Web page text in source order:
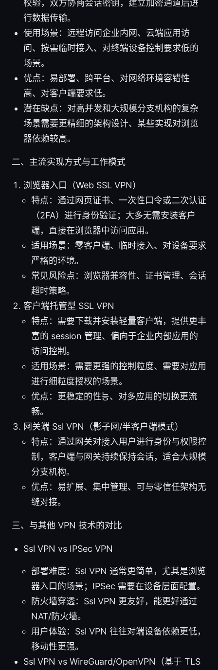
校验，双方协商会话密钥，建立加密通道后进
行数据传输。
使用场景：远程访问企业内网、云端应用访
问、按需临时接入、对终端设备控制要求低的
场景。
优点：易部署、跨平台、对网络环境容错性
高、对客户端要求低。
潜在缺点：对高并发和大规模分支机构的复杂
场景需要更精细的架构设计、某些实现对浏览
器依赖较高。
二、主流实现方式与工作模式
浏览器入口（Web SSL VPN）
特点：通过网页证书、一次性口令或二次认证
（2FA）进行身份验证；大多无需安装客户
端，直接在浏览器中访问应用。
适用场景：零客户端、临时接入、对设备要求
严格的环境。
常见风险点：浏览器兼容性、证书管理、会话
超时策略。
客户端托管型 SSL VPN
特点：需要下载并安装轻量客户端，提供更丰
富的 session 管理、偏向于企业内部应用的
访问控制。
适用场景：需要更强的控制粒度、需要对应用
进行细粒度授权的场景。
优点：更稳定的性능、对多应用的切换更流
畅。
网关端 Ssl VPN（影子网/半客户端模式）
特点：通过网关对接入用户进行身份与权限控
制，客户端与网关持续保持会话，适合大规模
分支机构。
优点：易扩展、集中管理、可与零信任架构无
缝对接。
三、与其他 VPN 技术的对比
Ssl VPN vs IPSec VPN
部署难度：Ssl VPN 通常更简单，尤其是浏览
器入口的场景；IPSec 需要在设备层面配置。
防火墙穿透：Ssl VPN 更友好，能更好通过
NAT/防火墙。
用户体验：Ssl VPN 往往对端设备依赖更低，
移动性更强。
Ssl VPN vs WireGuard/OpenVPN（基于 TLS